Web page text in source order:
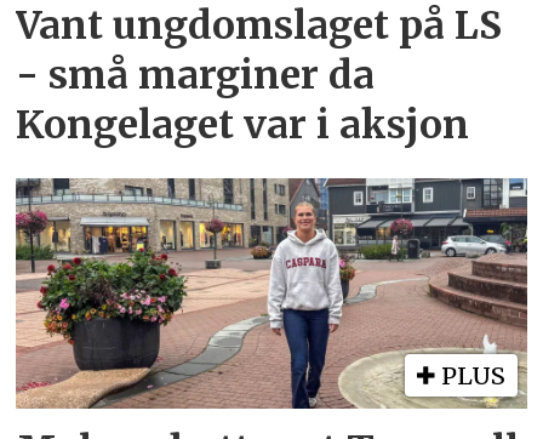
Vant ungdomslaget på LS
- små marginer da
Kongelaget var i aksjon
PLUS